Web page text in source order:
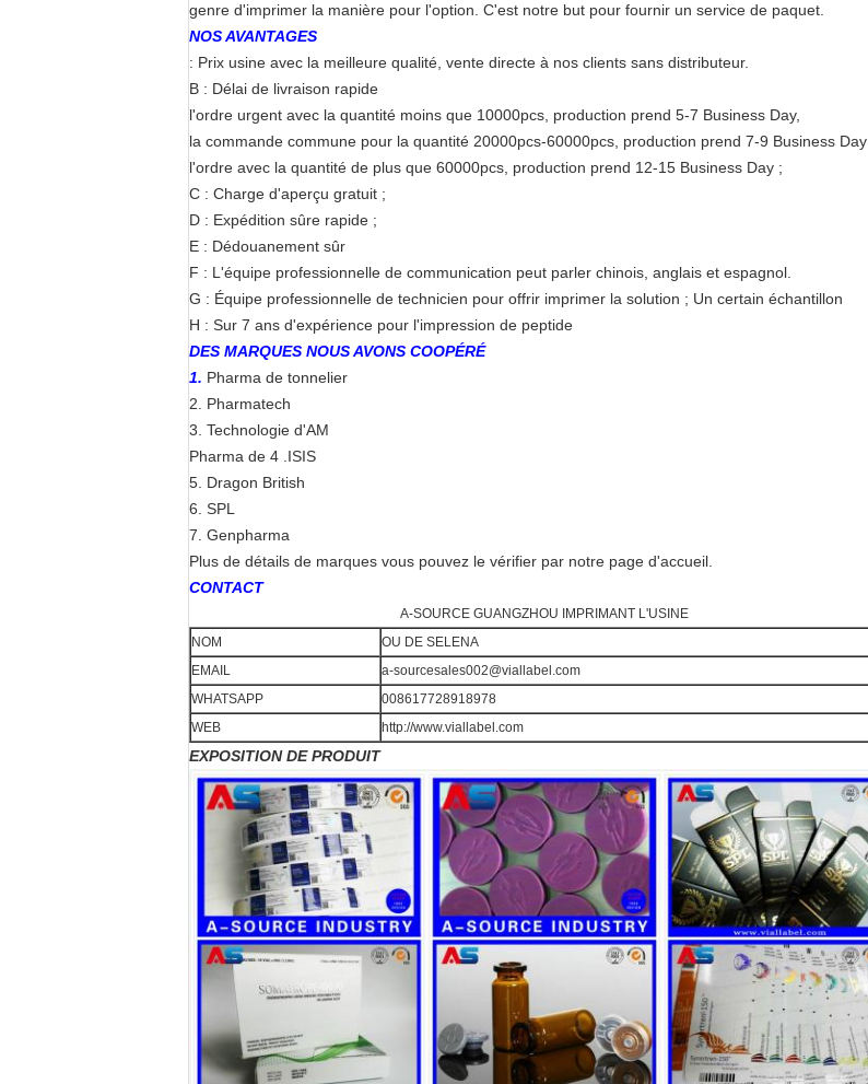
genre d'imprimer la manière pour l'option. C'est notre but pour fournir un service de paquet.
NOS AVANTAGES
: Prix usine avec la meilleure qualité, vente directe à nos clients sans distributeur.
B : Délai de livraison rapide
l'ordre urgent avec la quantité moins que 10000pcs, production prend 5-7 Business Day,
la commande commune pour la quantité 20000pcs-60000pcs, production prend 7-9 Business Day
l'ordre avec la quantité de plus que 60000pcs, production prend 12-15 Business Day ;
C : Charge d'aperçu gratuit ;
D : Expédition sûre rapide ;
E : Dédouanement sûr
F : L'équipe professionnelle de communication peut parler chinois, anglais et espagnol.
G : Équipe professionnelle de technicien pour offrir imprimer la solution ; Un certain échantillon
H : Sur 7 ans d'expérience pour l'impression de peptide
DES MARQUES NOUS AVONS COOPÉRÉ
1. Pharma de tonnelier
2. Pharmatech
3. Technologie d'AM
Pharma de 4 .ISIS
5. Dragon British
6. SPL
7. Genpharma
Plus de détails de marques vous pouvez le vérifier par notre page d'accueil.
CONTACT
A-SOURCE GUANGZHOU IMPRIMANT L'USINE
NOM
OU DE SELENA
EMAIL
a-sourcesales002@viallabel.com
WHATSAPP
008617728918978
WEB
http://www.viallabel.com
EXPOSITION DE PRODUIT